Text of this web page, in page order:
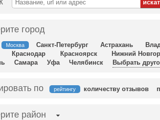
город
Москва Санкт-Петербург Астрахань
Краснодар Красноярск Нижний
Самара Уфа Челябинск Выбрать
по рейтингу количеству отзывов
район